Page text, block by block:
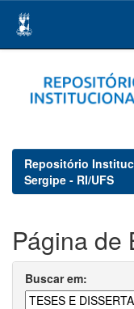
navigation
Repositório
Sergipe - RI/UFS
Página de
Buscar em: